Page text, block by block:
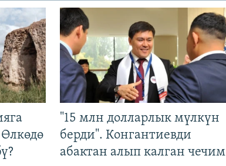
"15 млн долларлык мүлкүн
берди". Конгантиевди
абактан алып калган чечим